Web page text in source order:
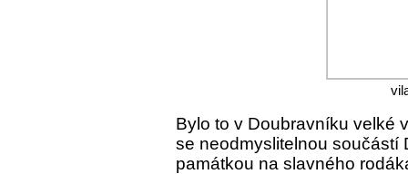
Bylo to v Doubravníku velké
se neodmyslitelnou součástí
památkou na slavného